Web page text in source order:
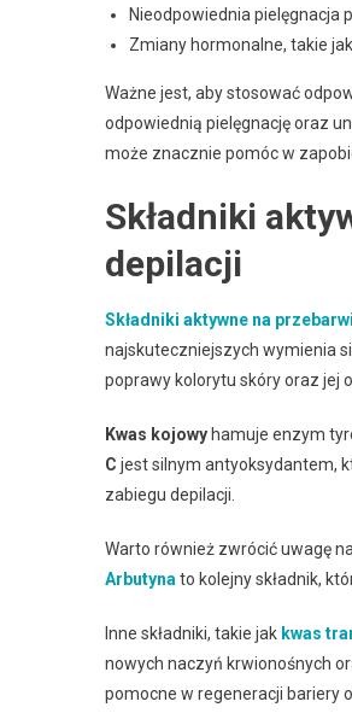
Nieodpowiednia pielęgnacja
Zmiany hormonalne, takie
Ważne jest, aby stosować
odpowiednią pielęgnację oraz
może znacznie pomóc w
Składniki
depilacji
Składniki aktywne na
najskuteczniejszych wymienia
poprawy kolorytu skóry oraz jej
Kwas kojowy hamuje enzym
C jest silnym antyoksydantem,
zabiegu depilacji.
Warto również zwrócić uwagę na
Arbutyna to kolejny składnik,
Inne składniki, takie jak kwas
nowych naczyń krwionośnych
pomocne w regeneracji bariery